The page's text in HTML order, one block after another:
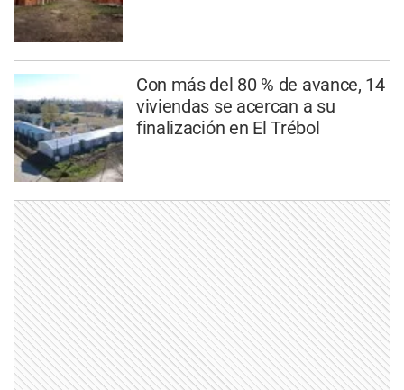
Con más del 80 % de avance, 14
viviendas se acercan a su
finalización en El Trébol